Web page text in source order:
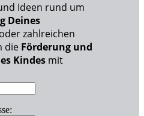
Ideen rund um
Deines
zahlreichen
die Förderung und
Kindes mit